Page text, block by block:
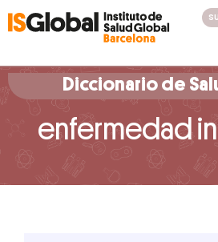
content
Diccionario de
enfermedad